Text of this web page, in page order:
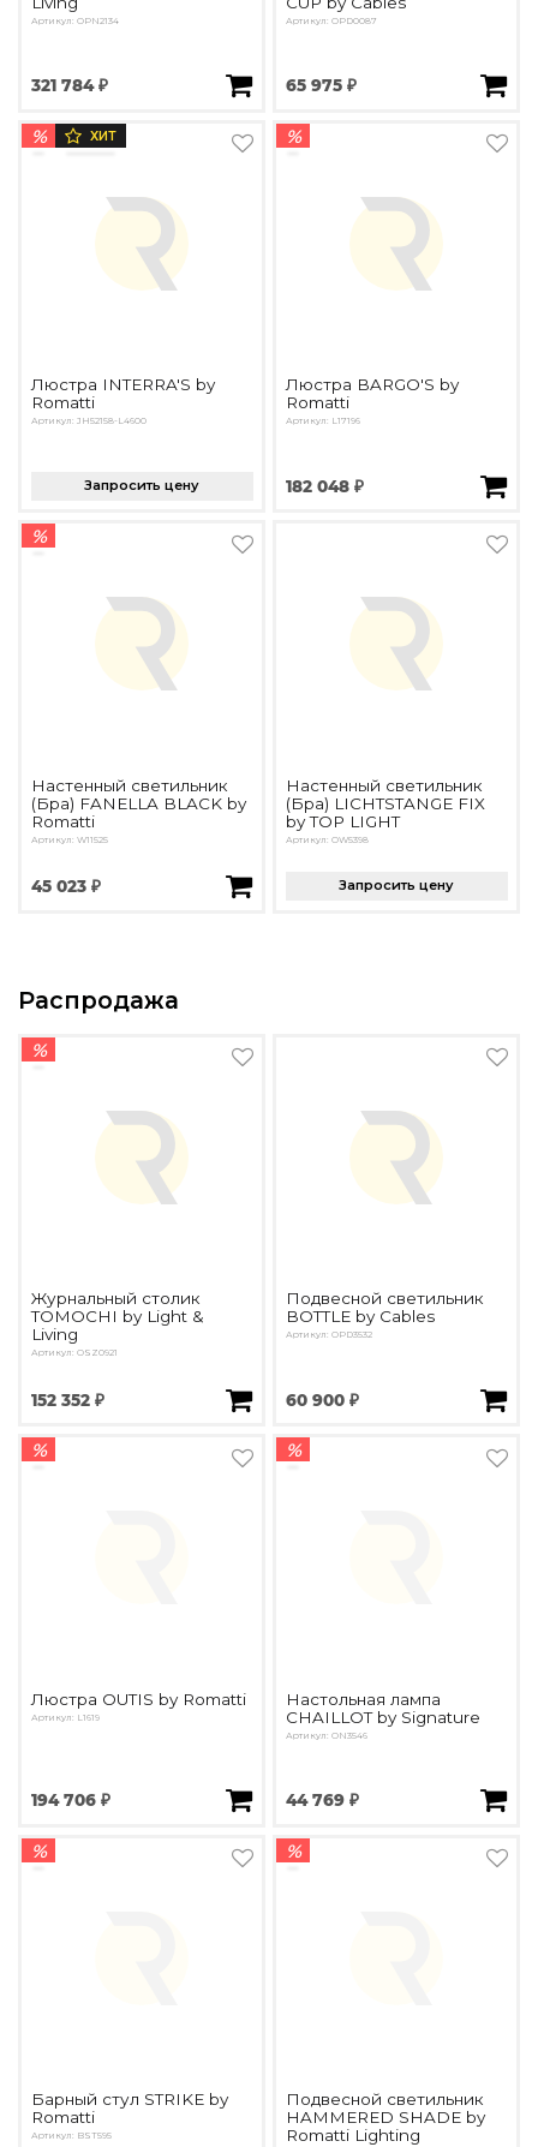
Артикул: OPN2134
321 784 ₽
Артикул: OPD0087
65 975 ₽
% ХИТ
Люстра INTERRA'S by
Romatti
Артикул: JH52158-L4600
Запросить цену
%
Люстра BARGO'S by
Romatti
Артикул: L17196
182 048 ₽
%
Настенный светильник
(Бра) FANELLA BLACK by
Romatti
Артикул: W11525
45 023 ₽
Настенный светильник
(Бра) LICHTSTANGE FIX
by TOP LIGHT
Артикул: OW5398
Запросить цену
Распродажа
%
Журнальный столик
TOMOCHI by Light &
Living
Артикул: OSZ0921
152 352 ₽
Подвесной светильник
BOTTLE by Cables
Артикул: OPD3532
60 900 ₽
%
Люстра OUTIS by Romatti
Артикул: L1619
194 706 ₽
%
Настольная лампа
CHAILLOT by Signature
Артикул: ON3546
44 769 ₽
%
Барный стул STRIKE by
Romatti
Артикул: BST595
%
Подвесной светильник
HAMMERED SHADE by
Romatti Lighting